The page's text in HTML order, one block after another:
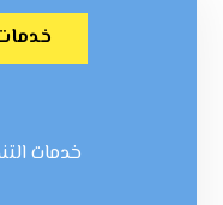
خدمات